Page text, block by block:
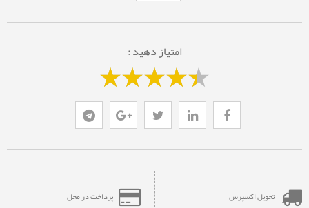
امتیاز دهید :
تحویل اکسپرس پرداخت در محل